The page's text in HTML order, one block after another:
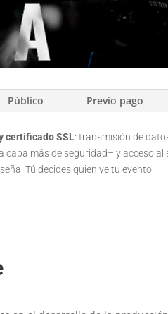
Público Previo pago
certificado SSL: transmisión de
capa más de seguridad– y acceso al
Tú decides quien ve tu evento.